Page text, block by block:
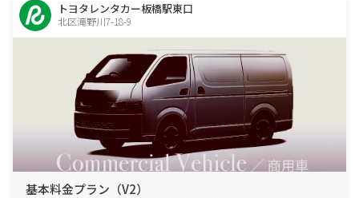
トヨタレンタカー板橋駅東口
北区滝野川7-18-9
基本料金プラン（V2）